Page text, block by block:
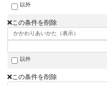
以外
この条件を削除
以外
この条件を削除